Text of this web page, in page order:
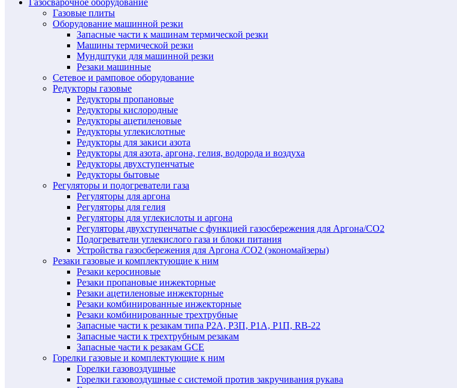
Газосварочное оборудование
Газовые плиты
Оборудование машинной резки
Запасные части к машинам термической резки
Машины термической резки
Мундштуки для машинной резки
Резаки машинные
Сетевое и рамповое оборудование
Редукторы газовые
Редукторы пропановые
Редукторы кислородные
Редукторы ацетиленовые
Редукторы углекислотные
Редукторы для закиси азота
Редукторы для азота, аргона, гелия, водорода и воздуха
Редукторы двухступенчатые
Редукторы бытовые
Регуляторы и подогреватели газа
Регуляторы для аргона
Регуляторы для гелия
Регуляторы для углекислоты и аргона
Регуляторы двухступенчатые c функцией газосбережения для Аргона/СО2
Подогреватели углекислого газа и блоки питания
Устройства газосбережения для Аргона /СО2 (экономайзеры)
Резаки газовые и комплектующие к ним
Резаки керосиновые
Резаки пропановые инжекторные
Резаки ацетиленовые инжекторные
Резаки комбинированные инжекторные
Резаки комбинированные трехтрубные
Запасные части к резакам типа Р2А, Р3П, Р1А, Р1П, RB-22
Запасные части к трехтрубным резакам
Запасные части к резакам GCE
Горелки газовые и комплектующие к ним
Горелки газовоздушные
Горелки газовоздушные с системой против закручивания рукава